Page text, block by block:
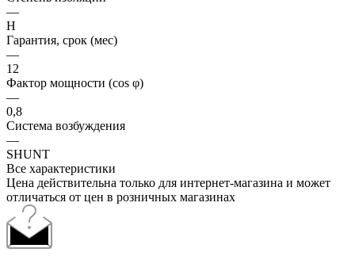
—
H
Гарантия, срок (мес)
—
12
Фактор мощности (cos φ)
—
0,8
Система возбуждения
—
SHUNT
Все характеристики
Цена действительна только для интернет-магазина и может
отличаться от цен в розничных магазинах